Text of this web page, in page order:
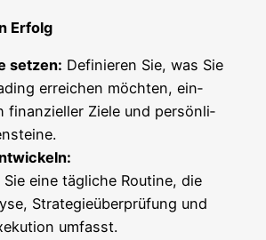
Erfolg
set­zen: Defi­nie­ren Sie, was Sie
errei­chen möch­ten, ein­
finan­zi­el­ler Zie­le und per­sön­li­
Sie eine täg­li­che Rou­ti­ne, die
Stra­te­gie­über­prü­fung und
umfasst.